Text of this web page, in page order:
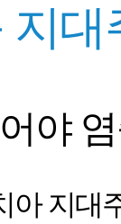
지대
야염
아 지대